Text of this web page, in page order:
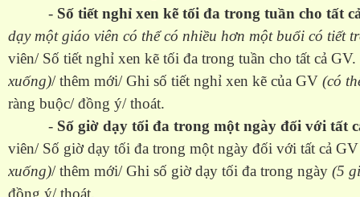
- Số tiết nghỉ xen kẽ tối đa trong tuần cho tất
dạy một giáo viên có thể có nhiều hơn một buổi có tiết
viên/ Số tiết nghỉ xen kẽ tối đa trong tuần cho tất cả GV.
xuống)/ thêm mới/ Ghi số tiết nghỉ xen kẽ của GV (có
ràng buộc/ đồng ý/ thoát.
- Số giờ dạy tối đa trong một ngày đối với tất
viên/ Số giờ dạy tối đa trong một ngày đối với tất cả
xuống)/ thêm mới/ Ghi số giờ dạy tối đa trong ngày (5
đồng ý/ thoát.